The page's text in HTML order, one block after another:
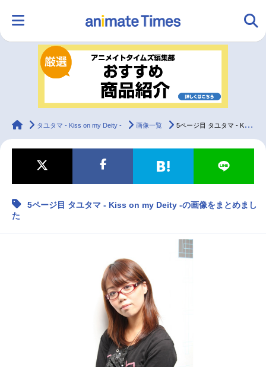
ランキング アニメ
ラジオ グッズ
マンガ・ラノベ ゲーム・アプリ 音楽 コスプレ
配信・Vtuber トレンド 無料マンガ
最新記事一覧
声優記事一覧
夏アニメ
冬アニメ
animateTimes
タユタマ - Kiss on my Deity - 画像一覧 5ページ目 タユタマ - Kiss on my Deity -の画像をまとめました
5ページ目 タユタマ - Kiss on my Deity -の画像をまとめまし
た